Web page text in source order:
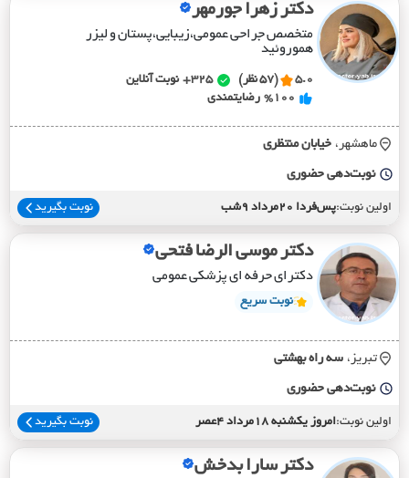
دکتر زهرا جورمهر
متخصص جراحی عمومی،زیبایی،پستان و لیزر
هموروئید
5.0 (57 نظر) 325+
نوبت آنلاین
%100 رضایتمندی
ماهشهر، خيابان منتظري
نوبت‌دهی حضوری
اولین نوبت:پس‌فردا 20مرداد 9شب نوبت بگیرید
دکتر موسی الرضا فتحی
دکترای حرفه ای پزشکی عمومی
نوبت سریع
تبریز، سه راه بهشتي
نوبت‌دهی حضوری
اولین نوبت:امروز یکشنبه 18مرداد 4عصر نوبت بگیرید
دکتر سارا بدخش